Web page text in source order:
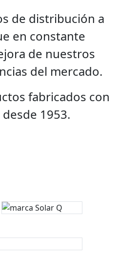
de distribución a
en constante
de nuestros
del mercado.
fabricados con
1953.